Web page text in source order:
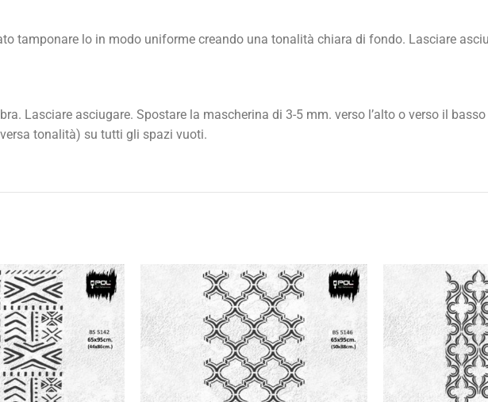
tamponare lo in modo uniforme creando una tonalità chiara di fondo. Lasciare
Lasciare asciugare. Spostare la mascherina di 3-5 mm. verso l’alto o verso il
tonalità) su tutti gli spazi vuoti.